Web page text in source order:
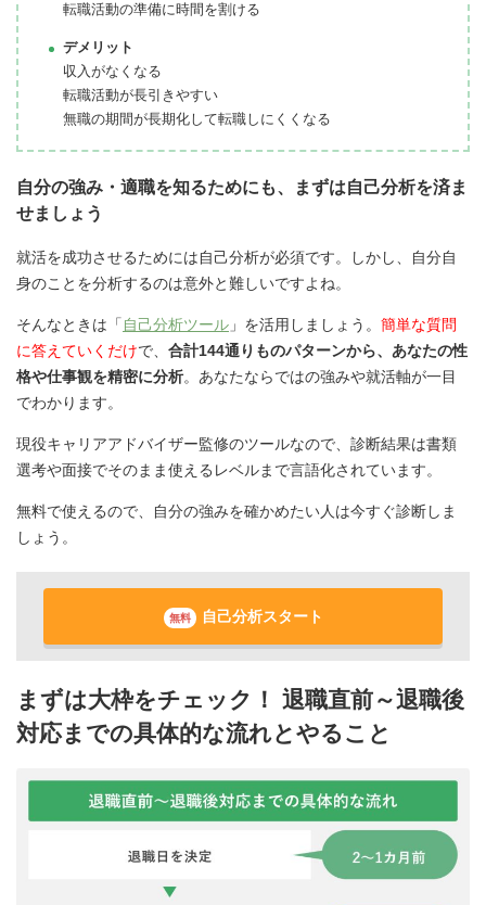
転職活動の準備に時間を割ける
デメリット
収入がなくなる
転職活動が長引きやすい
無職の期間が長期化して転職しにくくなる
自分の強み・適職を知るためにも、まずは自己分析を済ま
せましょう
就活を成功させるためには自己分析が必須です。しかし、自分自
身のことを分析するのは意外と難しいですよね。
そんなときは「 自己分析ツール 」を活用しましょう。 簡単な質問
に答えていくだけで、 合計144通りものパターンから、あなたの性
格や仕事観を精密に分析。あなたならではの強みや就活軸が一目
でわかります。
現役キャリアアドバイザー監修のツールなので、診断結果は書類
選考や面接でそのまま使えるレベルまで言語化されています。
無料で使えるので、自分の強みを確かめたい人は今すぐ診断しま
しょう。
無料 自己分析スタート
まずは大枠をチェック！ 退職直前～退職後
対応までの具体的な流れとやること